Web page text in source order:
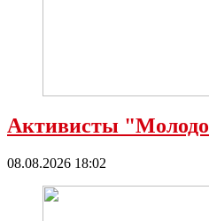
Активисты
08.08.2026 18:02